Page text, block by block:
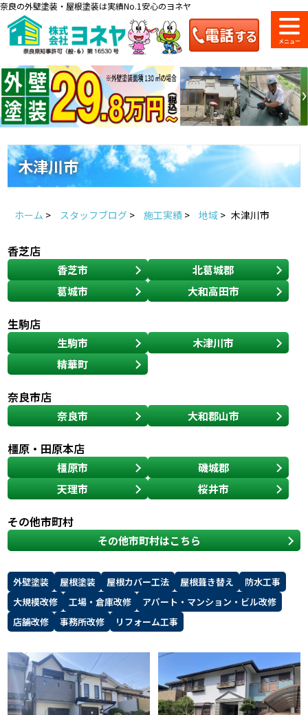
奈良の外壁塗装・屋根塗装は実績No.1安心のヨネヤ
料金一覧 会社案内 ショールーム
のご紹介
お問い合わせ
ヨネヤの施工実績
スタッフ紹介 スタッフブログ
よくあるご質問
雨漏りについて 雨漏りの施工実績
ヨネヤがお客様から選ばれる10の
理由
工場倉庫修繕 アパート・マンション修繕
見積もりシミュレーション
木津川市
ホーム > スタッフブログ > 施工実績 > 地域 > 木津川市
香芝店
香芝市
北葛城郡
葛城市
大和高田市
生駒店
生駒市
木津川市
精華町
奈良市店
奈良市 大和郡山市
橿原・田原本店
橿原市
磯城郡
天理市
桜井市
その他市町村
その他市町村はこちら
外壁塗装 屋根塗装 屋根カバー工法 屋根葺き替え
防水工事
大規模改修
工場・倉庫改修
アパート・マンション・ビル改修
店舗改修
事務所改修 リフォーム工事